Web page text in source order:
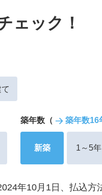
ェック！
築年数（ 築年数16
新築 1～5年
年10月1日、払込方